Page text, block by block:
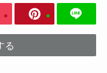
る